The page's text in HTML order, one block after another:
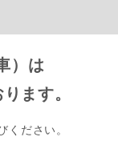
）は
ます。
ください。